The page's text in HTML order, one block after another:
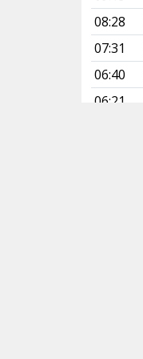
08:28
07:31
06:40
06:21